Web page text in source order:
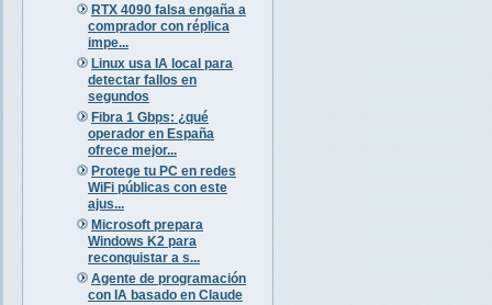
RTX 4090 falsa engaña a
comprador con réplica
impe...
Linux usa IA local para
detectar fallos en
segundos
Fibra 1 Gbps: ¿qué
operador en España
ofrece mejor...
Protege tu PC en redes
WiFi públicas con este
ajus...
Microsoft prepara
Windows K2 para
reconquistar a s...
Agente de programación
con IA basado en Claude